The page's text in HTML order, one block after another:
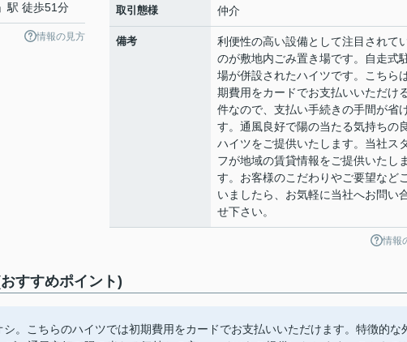
」駅 徒歩51分
情報の見方
取引態様 仲介
備考
利便性の高い設備として注目されて
のが敷地内ごみ置き場です。自走式
場が併設されたハイツです。こちら
期費用をカードでお支払いいただけ
件なので、支払い手続きの手間が省
す。通風良好で陽の当たる気持ちの
ハイツをご提供いたします。当社ス
フが地域の賃貸情報をご提供いたし
す。お客様のこだわりやご要望など
いましたら、お気軽に当社へお問い
せ下さい。
情報
すすめポイント)
シ。こちらのハイツでは初期費用をカードでお支払いいただけます。特徴的な